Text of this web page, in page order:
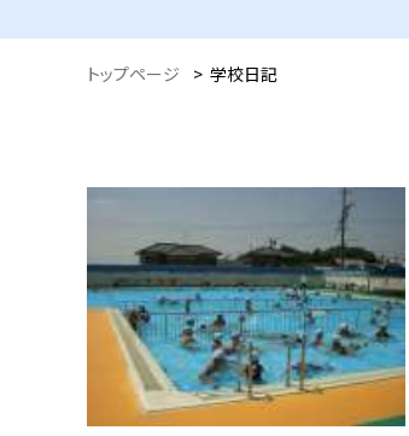
トップページ > 学校日記